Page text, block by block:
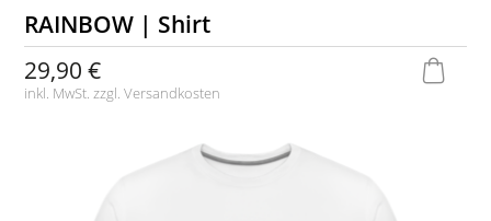
RAINBOW | Shirt
29,90 €
inkl. MwSt. zzgl.Versandkosten